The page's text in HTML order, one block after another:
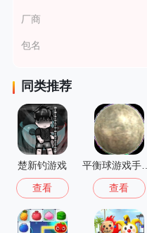
厂商
包名
同类推荐
楚新钓游戏
查看 查看